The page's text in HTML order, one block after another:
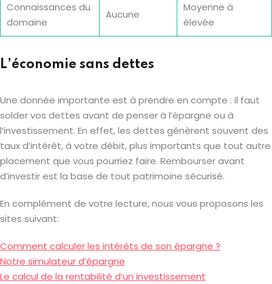
Connaissances du
domaine
Aucune
Moyenne à
élevée
L’économie sans dettes
Une donnée importante est à prendre en compte : il faut
solder vos dettes avant de penser à l’épargne ou à
l’investissement. En effet, les dettes génèrent souvent des
taux d’intérêt, à votre débit, plus importants que tout autre
placement que vous pourriez faire. Rembourser avant
d’investir est la base de tout patrimoine sécurisé.
En complément de votre lecture, nous vous proposons les
sites suivant:
Comment calculer les intérêts de son épargne ?
Notre simulateur d’épargne
Le calcul de la rentabilité d’un investissement